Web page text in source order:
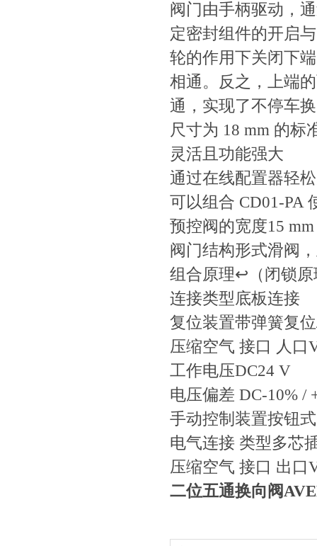
阀门由手柄驱动，
定密封组件的开启与
轮的作用下关闭下端
相通。反之，上
通，实现了不停车换
尺寸为 18 mm 的标
灵活且功能强大
通过在线配置器轻
可以组合 CD01-PA
预控阀的宽度15 mm
阀门结构形式滑阀
组合原理↩（闭锁原
连接类型底板连接
复位装置带弹簧复
压缩空气 接口 人口
工作电压DC24 V
电压偏差 DC-10% /
手动控制装置按钮式
电气连接 类型多芯
压缩空气 接口 出口
二位五通换向阀